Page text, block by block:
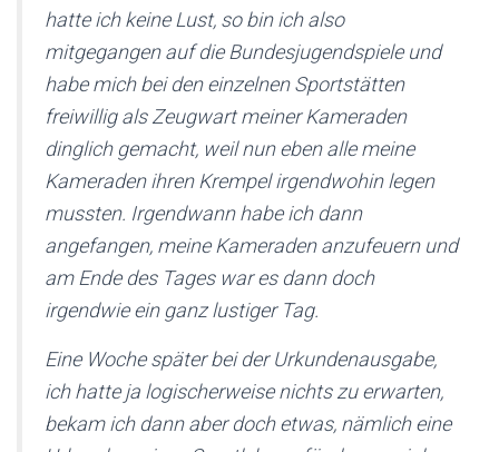
hatte ich keine Lust, so bin ich also
mitgegangen auf die Bundesjugendspiele und
habe mich bei den einzelnen Sportstätten
freiwillig als Zeugwart meiner Kameraden
dinglich gemacht, weil nun eben alle meine
Kameraden ihren Krempel irgendwohin legen
mussten. Irgendwann habe ich dann
angefangen, meine Kameraden anzufeuern und
am Ende des Tages war es dann doch
irgendwie ein ganz lustiger Tag.
Eine Woche später bei der Urkundenausgabe,
ich hatte ja logischerweise nichts zu erwarten,
bekam ich dann aber doch etwas, nämlich eine